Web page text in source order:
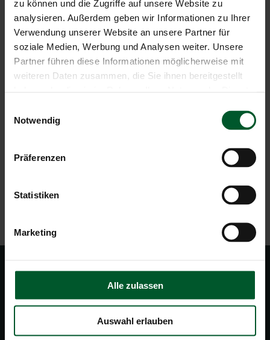
zu können und die Zugriffe auf unsere Website zu
analysieren. Außerdem geben wir Informationen zu Ihrer
Verwendung unserer Website an unsere Partner für
soziale Medien, Werbung und Analysen weiter. Unsere
Partner führen diese Informationen möglicherweise mit
weiteren Daten zusammen, die Sie ihnen bereitgestellt
Notwendig
Präferenzen
Statistiken
Marketing
Alle zulassen
Auswahl erlauben
Parkplatz direkt vor dem Hotel
Guestpass – unbegrenzte und kostenlose Nutzung
der gesamten öffentlichen Verkehrsmittel in
Südtirol
Kostenloses Skidepot mit Schuhtrockner
Für unsere kleinen Gäste: kleines
ZURÜCK ZUR ÜBERSICHT